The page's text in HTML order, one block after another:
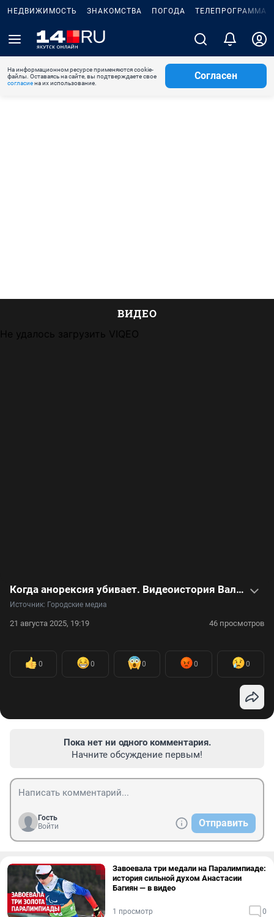
НЕДВИЖИМОСТЬ ЗНАКОМСТВА ПОГОДА ТЕЛЕПРОГРАММА
На информационном ресурсе применяются cookie-
файлы. Оставаясь на сайте, вы подтверждаете свое
согласиена их использование.
Согласен
ВИДЕО
Не удалось загрузить VIQEO
Когда анорексия убивает. Видеоистория Валерии Левитиной
Источник: Городские медиа
21 августа 2025, 19:19 46 просмотров
0 0 0 0 0
Пока нет ни одного комментария.
Начните обсуждение первым!
Гость
Войти
Отправить
Завоевала три медали на Паралимпиаде:
история сильной духом Анастасии
Багиян — в видео
1 просмотр 0